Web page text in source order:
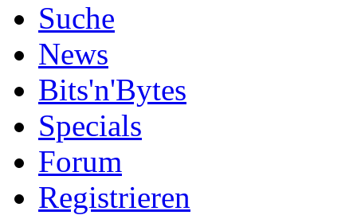
Suche
News
Bits'n'Bytes
Specials
Forum
Registrieren